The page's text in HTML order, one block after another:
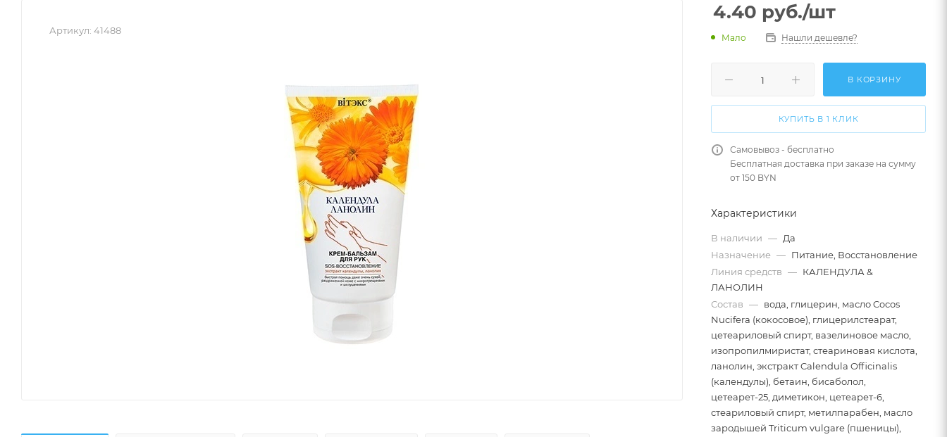
Артикул: 41488
4.40 руб./шт
Мало Нашли дешевле?
В КОРЗИНУ
КУПИТЬ В 1 КЛИК
Самовывоз - бесплатно
Бесплатная доставка при заказе на сумму
от 150 BYN
Характеристики
В наличии — Да
Назначение — Питание, Восстановление
Линия средств — КАЛЕНДУЛА &
ЛАНОЛИН
Состав — вода, глицерин, масло Cocos
Nucifera (кокосовое), глицерилстеарат,
цетеариловый спирт, вазелиновое масло,
изопропилмиристат, стеариновая кислота,
ланолин, экстракт Calendula Officinalis
(календулы), бетаин, бисаболол,
цетеарет-25, диметикон, цетеaрет-6,
стеариловый спирт, метилпарабен, масло
зародышей Triticum vulgare (пшеницы),